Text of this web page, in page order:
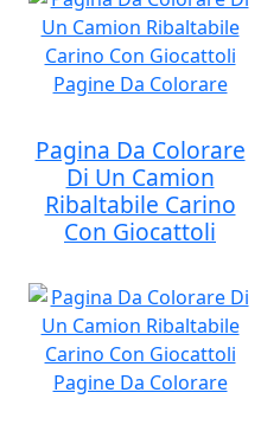
Pagina Da Colorare
Di Un Camion
Ribaltabile Carino
Con Giocattoli